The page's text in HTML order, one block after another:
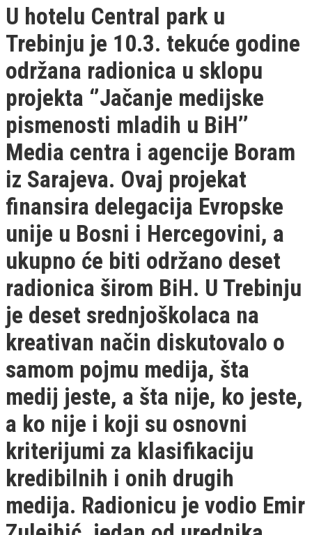
U hotelu Central park u
Trebinju je 10.3. tekuće godine
održana radionica u sklopu
projekta ‘’Jačanje medijske
pismenosti mladih u BiH’’
Media centra i agencije Boram
iz Sarajeva. Ovaj projekat
finansira delegacija Evropske
unije u Bosni i Hercegovini, a
ukupno će biti održano deset
radionica širom BiH. U Trebinju
je deset srednjoškolaca na
kreativan način diskutovalo o
samom pojmu medija, šta
medij jeste, a šta nije, ko jeste,
a ko nije i koji su osnovni
kriterijumi za klasifikaciju
kredibilnih i onih drugih
medija. Radionicu je vodio Emir